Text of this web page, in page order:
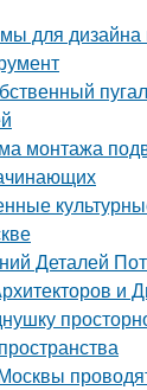
для дизайна
монтажа
Деталей
и